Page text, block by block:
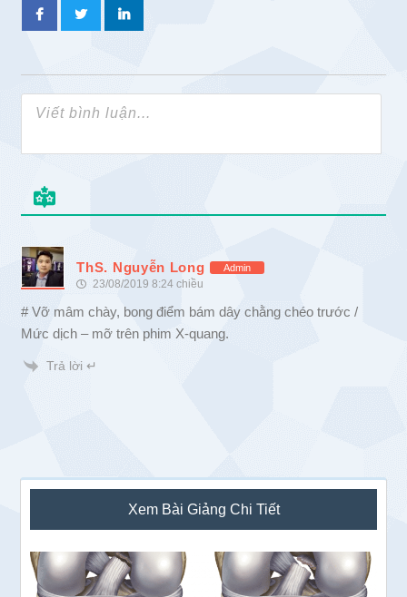
ThS. Nguyễn Long Admin
23/08/2019 8:24 chiều
# Vỡ mâm chày, bong điểm bám dây chằng chéo trước /
Mức dịch – mỡ trên phim X-quang.
Trả lời ↵
Sidebar
chính
Xem Bài Giảng Chi Tiết